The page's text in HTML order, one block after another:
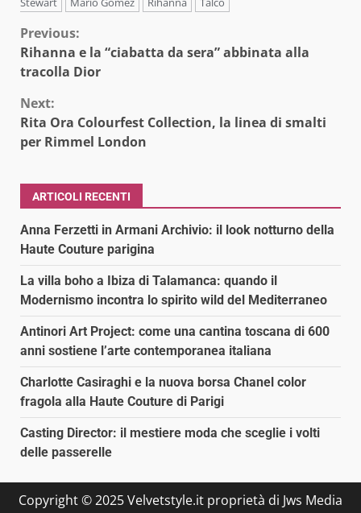
Continue
Reading
Previous:
Rihanna e la “ciabatta da sera” abbinata alla
tracolla Dior
Next:
Rita Ora Colourfest Collection, la linea di smalti
per Rimmel London
ARTICOLI RECENTI
Anna Ferzetti in Armani Archivio: il look notturno della
Haute Couture parigina
La villa boho a Ibiza di Talamanca: quando il
Modernismo incontra lo spirito wild del Mediterraneo
Antinori Art Project: come una cantina toscana di 600
anni sostiene l’arte contemporanea italiana
Charlotte Casiraghi e la nuova borsa Chanel color
fragola alla Haute Couture di Parigi
Casting Director: il mestiere moda che sceglie i volti
delle passerelle
Copyright © 2025 Velvetstyle.it proprietà di Jws Media